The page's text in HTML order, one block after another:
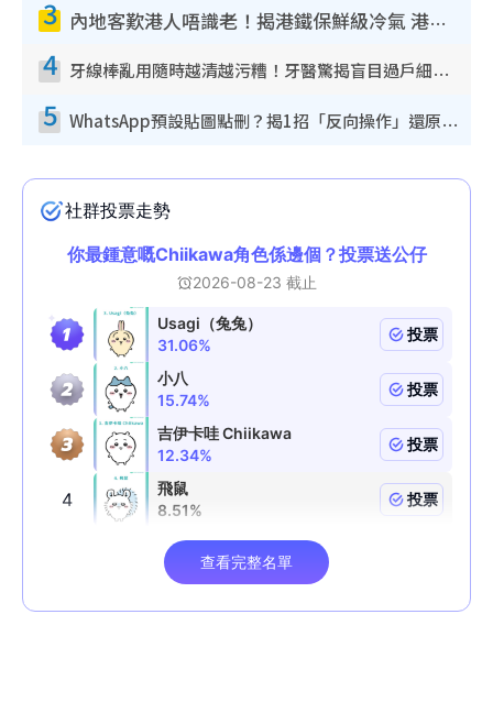
3 內地客歎港人唔識老！揭港鐵保鮮級冷氣 港人求放過：咪投訴
4 牙線棒亂用隨時越清越污糟！牙醫驚揭盲目過戶細菌恐致蛀牙：呢種先係日常真保養
5 WhatsApp預設貼圖點刪？揭1招「反向操作」還原簡潔介面 附3步實測教學